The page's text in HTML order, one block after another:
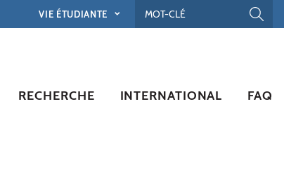
VIE ÉTUDIANTE
RECHERCHE INTERNATIONAL FAQ